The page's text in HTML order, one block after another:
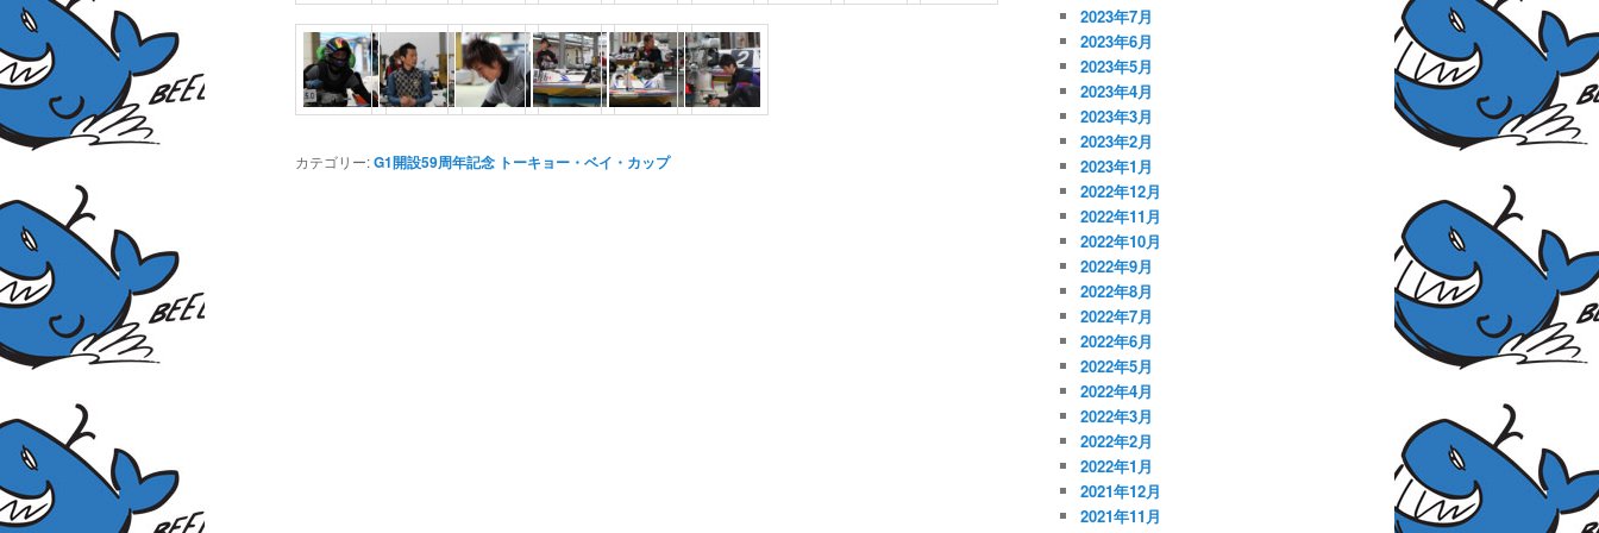
カテゴリー:G1開設59周年記念 トーキョー・ベイ・カップ
2023年7月
2023年6月
2023年5月
2023年4月
2023年3月
2023年2月
2023年1月
2022年12月
2022年11月
2022年10月
2022年9月
2022年8月
2022年7月
2022年6月
2022年5月
2022年4月
2022年3月
2022年2月
2022年1月
2021年12月
2021年11月